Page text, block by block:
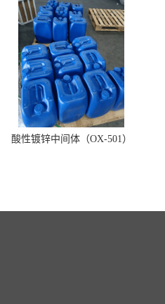
酸性镀锌中间体（OX-501）